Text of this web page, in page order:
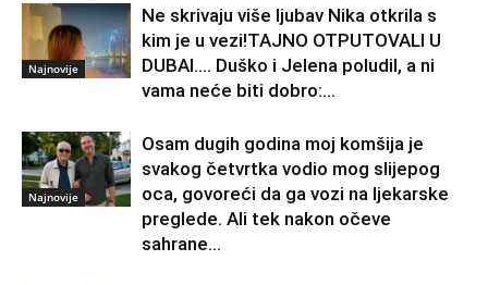
Najnovije
Ne skrivaju više ljubav Nika otkrila s
kim je u vezi!TAJNO OTPUTOVALI U
DUBAI…. Duško i Jelena poludil, a ni
vama neće biti dobro:...
Najnovije
Osam dugih godina moj komšija je
svakog četvrtka vodio mog slijepog
oca, govoreći da ga vozi na ljekarske
preglede. Ali tek nakon očeve
sahrane...